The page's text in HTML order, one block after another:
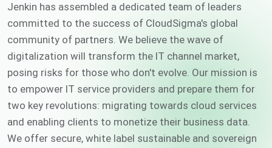
Jenkin has assembled a dedicated team of leaders
committed to the success of CloudSigma's global
community of partners. We believe the wave of
digitalization will transform the IT channel market,
posing risks for those who don't evolve. Our mission is
to empower IT service providers and prepare them for
two key revolutions: migrating towards cloud services
and enabling clients to monetize their business data.
We offer secure, white label sustainable and sovereign